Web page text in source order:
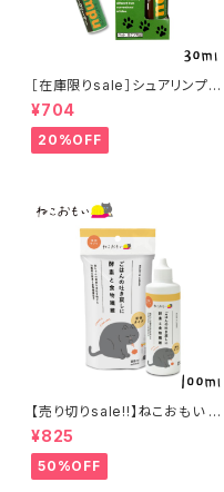
［在庫限りsale］シュアリンプウ
イヤークリーナー 30ml
¥704
20%OFF
【売り切りsale!!】ねこおもい 猫
ご飯の吐き戻しに 酵素と食物繊
維 100ml
¥825
50%OFF